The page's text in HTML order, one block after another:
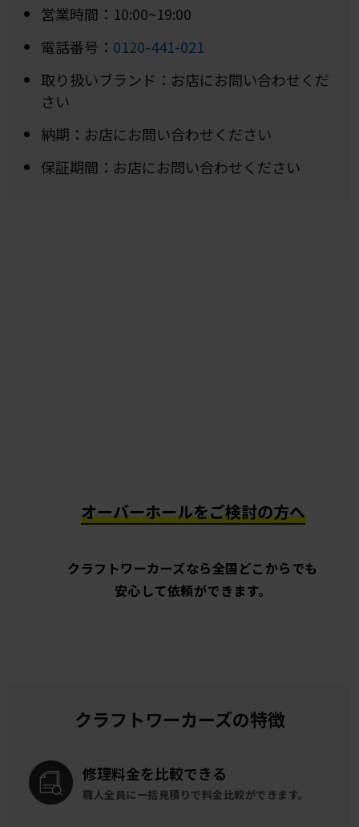
営業時間：10:00~19:00
電話番号： 0120-441-021
取り扱いブランド：お店にお問い合わせくだ
さい
納期：お店にお問い合わせください
保証期間：お店にお問い合わせください
オーバーホールをご検討の方へ
クラフトワーカーズなら全国どこからでも
安心して依頼ができます。
クラフトワーカーズの特徴
修理料金を比較できる
職人全員に一括見積りで料金比較ができます。